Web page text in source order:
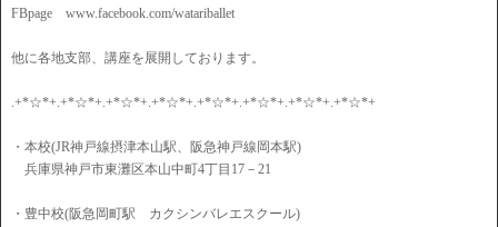
FBpage www.facebook.com/watariballet
他に各地支部、講座を展開しております。
.+*☆*+.+*☆*+.+*☆*+.+*☆*+.+*☆*+.+*☆*+.+*☆*+.+*☆*+
・本校(JR神戸線摂津本山駅、阪急神戸線岡本駅)
兵庫県神戸市東灘区本山中町4丁目17－21
・豊中校(阪急岡町駅 カクシンバレエスクール)